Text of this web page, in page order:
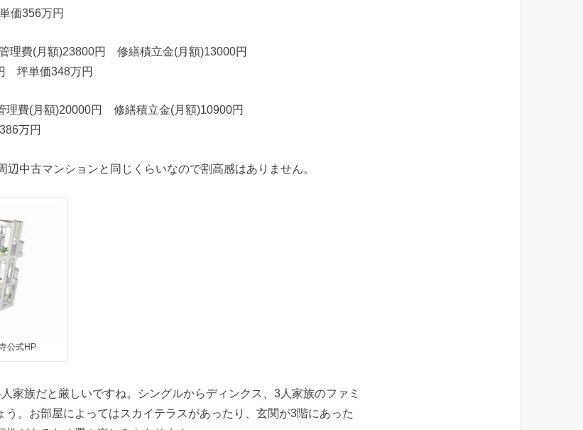
価356万円
費(月額)23800円 修繕積立金(月額)13000円
坪単価348万円
費(月額)20000円 修繕積立金(月額)10900円
万円
中古マンションと同じくらいなので割高感はありません。
公式HP
家族だと厳しいですね。シングルからディンクス、3人家族のファミ
う。お部屋によってはスカイテラスがあったり、玄関が3階にあった